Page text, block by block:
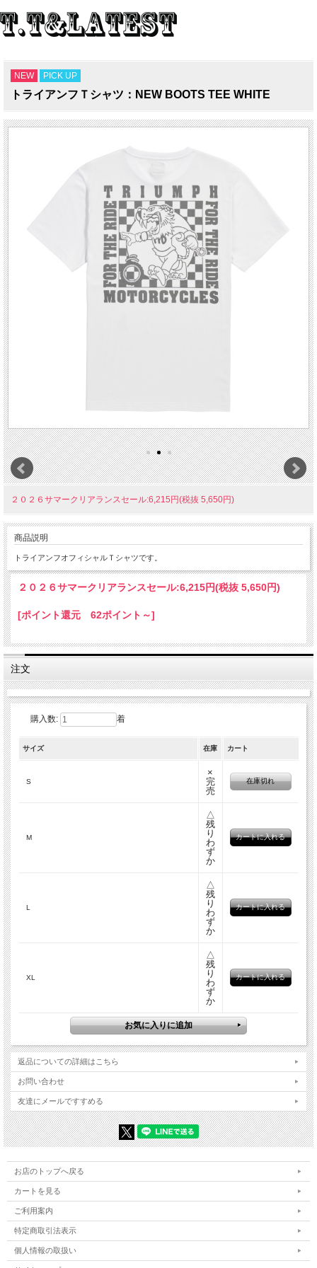
NEW PICK UP
トライアンフＴシャツ：NEW BOOTS TEE WHITE
２０２６サマークリアランスセール:6,215円(税抜 5,650円)
商品説明
トライアンフオフィシャルＴシャツです。
２０２６サマークリアランスセール:6,215円(税抜 5,650円)
[ポイント還元 62ポイント～]
注文
購入数: 着
サイズ 在庫 カート
S
×
完
売
在庫切れ
M
△
残
り
わ
ず
か
L
△
残
り
わ
ず
か
XL
△
残
り
わ
ず
か
返品についての詳細はこちら
お問い合わせ
友達にメールですすめる
お店のトップへ戻る
カートを見る
ご利用案内
特定商取引法表示
個人情報の取扱い